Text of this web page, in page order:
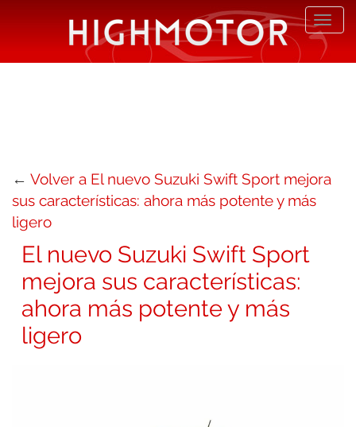
← Volver a El nuevo Suzuki Swift Sport mejora
sus características: ahora más potente y más
ligero
El nuevo Suzuki Swift Sport
mejora sus características:
ahora más potente y más
ligero